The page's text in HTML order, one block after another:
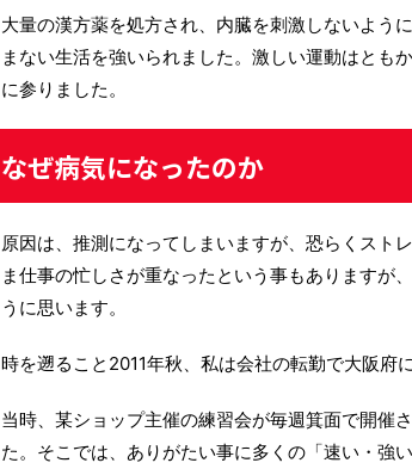
大量の漢方薬を処方され、内臓を刺激しないよう
まない生活を強いられました。激しい運動はとも
に参りました。
なぜ病気になったのか
原因は、推測になってしまいますが、恐らくスト
ま仕事の忙しさが重なったという事もありますが
うに思います。
時を遡ること2011年秋、私は会社の転勤で大阪府
当時、某ショップ主催の練習会が毎週箕面で開催
た。そこでは、ありがたい事に多くの「速い・強